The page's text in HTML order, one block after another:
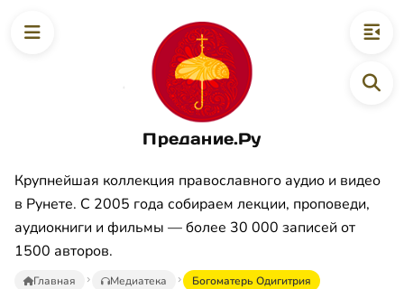
Предание.Ру
Крупнейшая коллекция православного аудио и видео
в Рунете. С 2005 года собираем лекции, проповеди,
аудиокниги и фильмы — более 30 000 записей от
1500 авторов.
Главная Медиатека Богоматерь Одигитрия